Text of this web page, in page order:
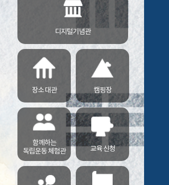
디지털기념관
장소 대관 캠핑장
함께하는
독립운동 체험관
교육 신청